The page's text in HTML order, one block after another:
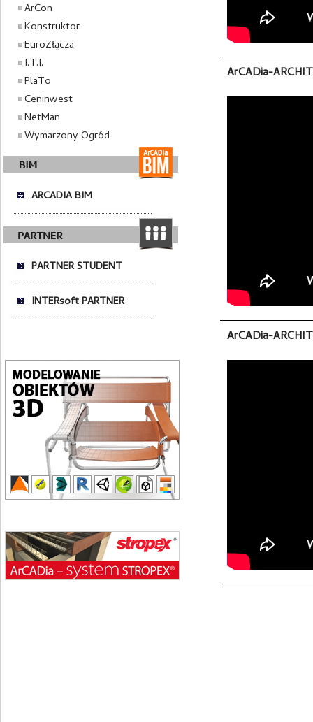
ArCon
Konstruktor
EuroZłącza
I.T.I.
PlaTo
Ceninwest
NetMan
Wymarzony Ogród
ARCADIA BIM
PARTNER STUDENT
INTERsoft PARTNER
ArCADia-
ArCADia-